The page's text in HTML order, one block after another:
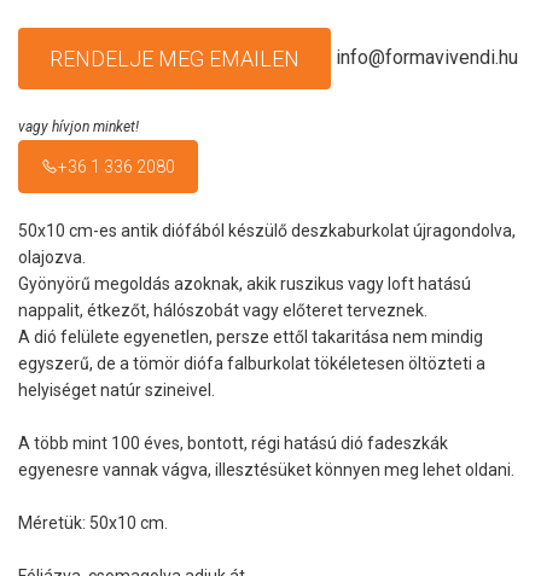
RENDELJE MEG EMAILEN info@formavivendi.hu
vagy hívjon minket!
+36 1 336 2080
50x10 cm-es antik diófából készülő deszkaburkolat újragondolva,
olajozva.
Gyönyörű megoldás azoknak, akik ruszikus vagy loft hatású
nappalit, étkezőt, hálószobát vagy előteret terveznek.
A dió felülete egyenetlen, persze ettől takaritása nem mindig
egyszerű, de a tömör diófa falburkolat tökéletesen öltözteti a
helyiséget natúr szineivel.
A több mint 100 éves, bontott, régi hatású dió fadeszkák
egyenesre vannak vágva, illesztésüket könnyen meg lehet oldani.
Méretük: 50x10 cm.